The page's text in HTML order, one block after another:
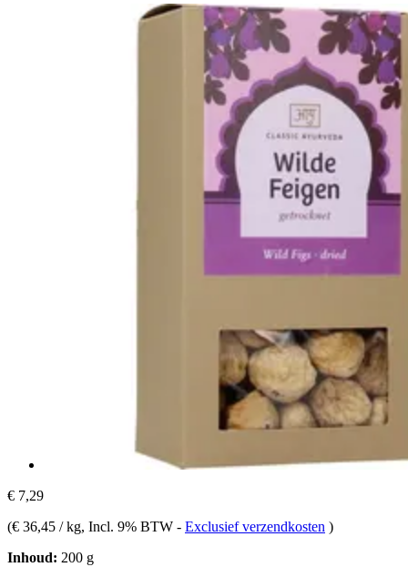
€ 7,29
(€ 36,45 / kg, Incl. 9% BTW - Exclusief verzendkosten )
Inhoud: 200 g